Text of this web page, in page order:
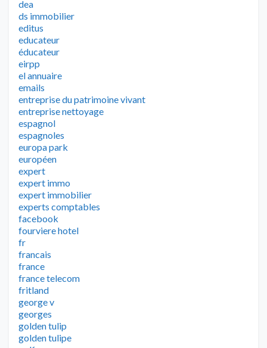
dea
ds immobilier
editus
educateur
éducateur
eirpp
el annuaire
emails
entreprise du patrimoine vivant
entreprise nettoyage
espagnol
espagnoles
europa park
européen
expert
expert immo
expert immobilier
experts comptables
facebook
fourviere hotel
fr
francais
france
france telecom
fritland
george v
georges
golden tulip
golden tulipe